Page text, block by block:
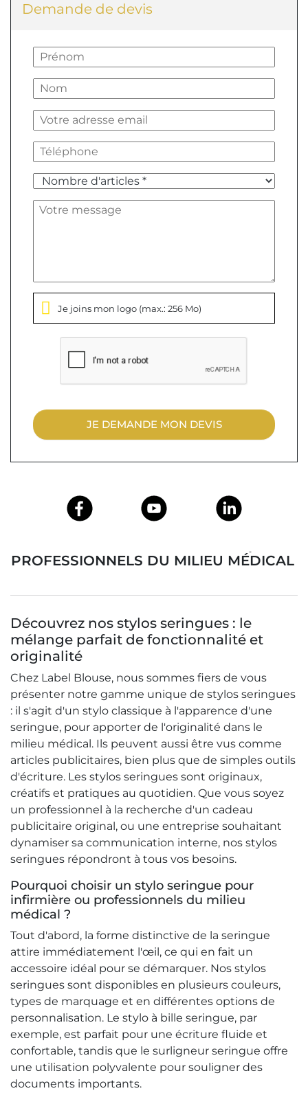
Demande de devis
Je joins mon logo (max.: 256 Mo)
JE DEMANDE MON DEVIS
STYLO SERINGUE POUR INFIRMIÈRE ET PROFESSIONNELS DU MILIEU MÉDICAL
Découvrez nos stylos seringues : le
mélange parfait de fonctionnalité et
originalité
Chez Label Blouse, nous sommes fiers de vous
présenter notre gamme unique de stylos seringues
: il s'agit d'un stylo classique à l'apparence d'une
seringue, pour apporter de l'originalité dans le
milieu médical. Ils peuvent aussi être vus comme
articles publicitaires, bien plus que de simples outils
d'écriture. Les stylos seringues sont originaux,
créatifs et pratiques au quotidien. Que vous soyez
un professionnel à la recherche d'un cadeau
publicitaire original, ou une entreprise souhaitant
dynamiser sa communication interne, nos stylos
seringues répondront à tous vos besoins.
Pourquoi choisir un stylo seringue pour
infirmière ou professionnels du milieu
médical ?
Tout d'abord, la forme distinctive de la seringue
attire immédiatement l'œil, ce qui en fait un
accessoire idéal pour se démarquer. Nos stylos
seringues sont disponibles en plusieurs couleurs,
types de marquage et en différentes options de
personnalisation. Le stylo à bille seringue, par
exemple, est parfait pour une écriture fluide et
confortable, tandis que le surligneur seringue offre
une utilisation polyvalente pour souligner des
documents importants.